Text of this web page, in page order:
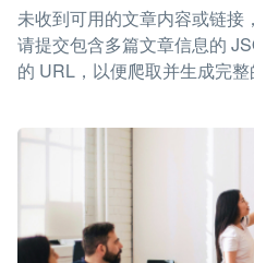
未收到可用的文章内容或链接
请提交包含多篇文章信息的
的 URL，以便爬取并生成完整